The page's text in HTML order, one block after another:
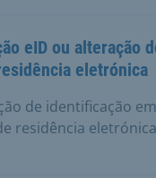
eID ou alteração
eletrónica
de identificação
residência